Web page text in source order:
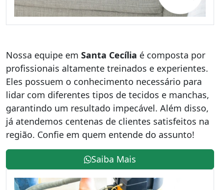
Nossa equipe em Santa Cecília é composta por
profissionais altamente treinados e experientes.
Eles possuem o conhecimento necessário para
lidar com diferentes tipos de tecidos e manchas,
garantindo um resultado impecável. Além disso,
já atendemos centenas de clientes satisfeitos na
região. Confie em quem entende do assunto!
Saiba Mais